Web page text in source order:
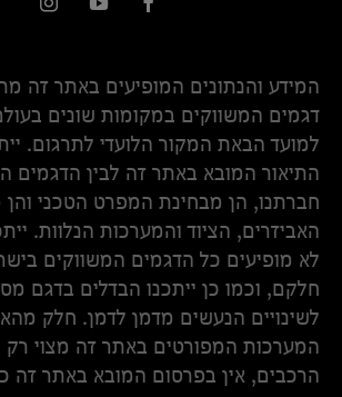
המידע והנתונים המופיעים באתר זה
דגמים המשווקים במקומות שונים
למועד הבאת המקור הלועדי לתרגום.
התיאור המובא באתר זה לבין הדגמים
חברתנו, הן מבחינת המפרט הטכני
האביזרים, הציוד והמערכות הנלוות.
לא מופיעים כל הדגמים המשווקים
חלקם, וכמו כן ייתכנו הבדלים בדגם
לשינויים הנעשים מדמן לדמן. חלק
המערכות המפורטים באתר זה מצוי
הרכבים, אין בפרסום המובא באתר זה